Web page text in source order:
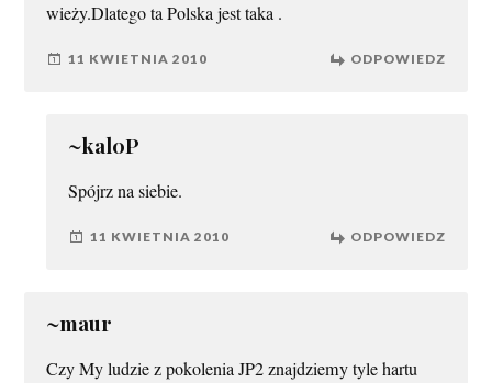
wieży.Dlatego ta Polska jest taka .
11 KWIETNIA 2010 ODPOWIEDZ
~kal0P
Spójrz na siebie.
11 KWIETNIA 2010 ODPOWIEDZ
~maur
Czy My ludzie z pokolenia JP2 znajdziemy tyle hartu